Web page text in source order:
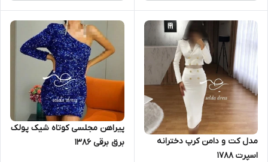
مدل کت و دامن کرپ دخترانه
اسپرت ۱۷۸۸
پیراهن مجلسی کوتاه شیک پولک
برق برقی ۱۳۸۶